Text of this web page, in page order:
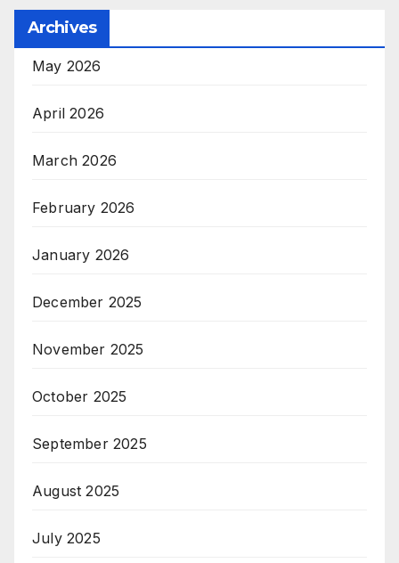
Archives
May 2026
April 2026
March 2026
February 2026
January 2026
December 2025
November 2025
October 2025
September 2025
August 2025
July 2025